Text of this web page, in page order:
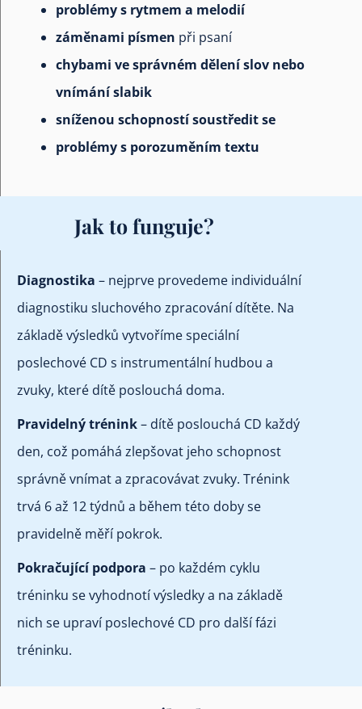
problémy s rytmem a melodií
záměnami písmen při psaní
chybami ve správném dělení slov nebo
vnímání slabik
sníženou schopností soustředit se
problémy s porozuměním textu
Jak to funguje?
Diagnostika – nejprve provedeme individuální
diagnostiku sluchového zpracování dítěte. Na
základě výsledků vytvoříme speciální
poslechové CD s instrumentální hudbou a
zvuky, které dítě poslouchá doma.
Pravidelný trénink– dítě poslouchá CD každý
den, což pomáhá zlepšovat jeho schopnost
správně vnímat a zpracovávat zvuky. Trénink
trvá 6 až 12 týdnů a během této doby se
pravidelně měří pokrok.
Pokračující podpora – po každém cyklu
tréninku se vyhodnotí výsledky a na základě
nich se upraví poslechové CD pro další fázi
tréninku.